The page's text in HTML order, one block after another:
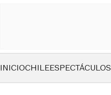
INICIOCHILEESPECTÁCULOS